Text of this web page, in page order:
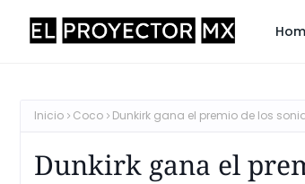
Inicio Coco Dunkirk gana el premio de los
Dunkirk gana el